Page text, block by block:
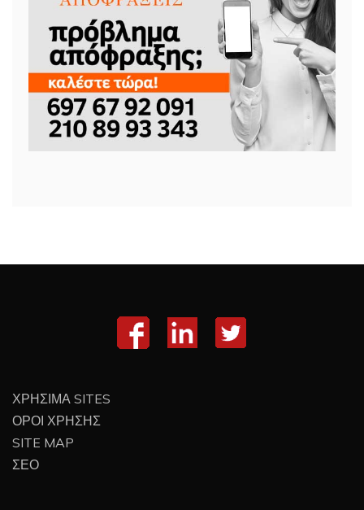
ΧΡΗΣΙΜΑ SITES
ΟΡΟΙ ΧΡΗΣΗΣ
SITE MAP
ΣΕΟ